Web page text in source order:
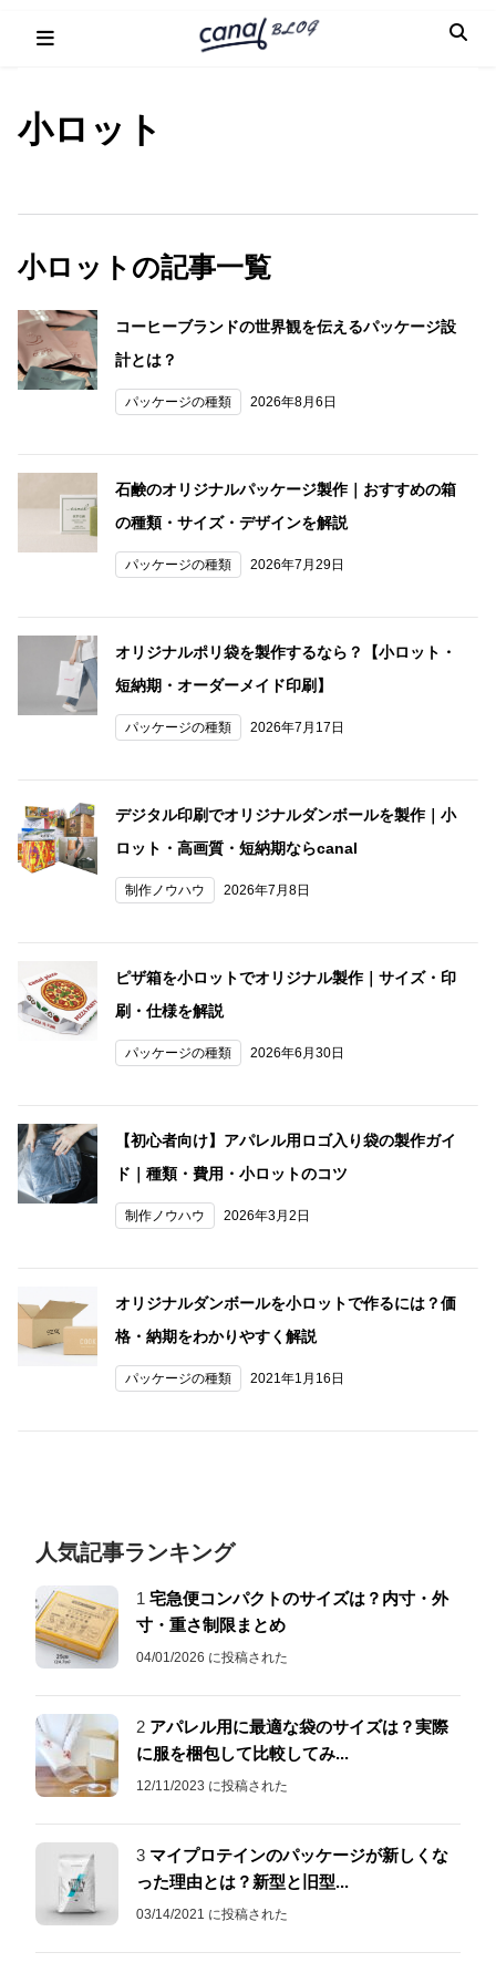
小ロット
小ロットの記事一覧
コーヒーブランドの世界観を伝えるパッケージ設
計とは？
パッケージの種類 2026年8月6日
石鹸のオリジナルパッケージ製作｜おすすめの箱
の種類・サイズ・デザインを解説
パッケージの種類 2026年7月29日
オリジナルポリ袋を製作するなら？【小ロット・
短納期・オーダーメイド印刷】
パッケージの種類 2026年7月17日
デジタル印刷でオリジナルダンボールを製作｜小
ロット・高画質・短納期ならcanal
制作ノウハウ 2026年7月8日
ピザ箱を小ロットでオリジナル製作｜サイズ・印
刷・仕様を解説
パッケージの種類 2026年6月30日
【初心者向け】アパレル用ロゴ入り袋の製作ガイ
ド｜種類・費用・小ロットのコツ
制作ノウハウ 2026年3月2日
オリジナルダンボールを小ロットで作るには？価
格・納期をわかりやすく解説
パッケージの種類 2021年1月16日
人気記事ランキング
1 宅急便コンパクトのサイズは？内寸・外
寸・重さ制限まとめ
04/01/2026 に投稿された
2 アパレル用に最適な袋のサイズは？実際
に服を梱包して比較してみ...
12/11/2023 に投稿された
3 マイプロテインのパッケージが新しくな
った理由とは？新型と旧型...
03/14/2021 に投稿された